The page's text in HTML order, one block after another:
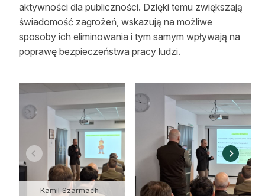
aktywności dla publiczności. Dzięki temu zwiększają
świadomość zagrożeń, wskazują na możliwe
sposoby ich eliminowania i tym samym wpływają na
poprawę bezpieczeństwa pracy ludzi.
Kamil Szarmach –